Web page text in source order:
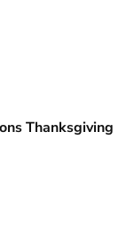
gala in de
Thanksgiving